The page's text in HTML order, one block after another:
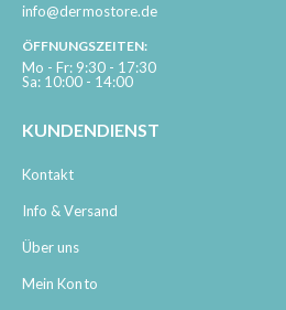
info@dermostore.de
ÖFFNUNGSZEITEN:
Mo - Fr: 9:30 - 17:30
Sa: 10:00 - 14:00
KUNDENDIENST
Kontakt
Info & Versand
Über uns
Mein Konto